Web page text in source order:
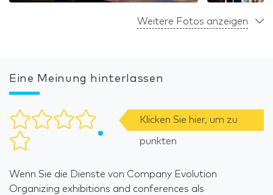
Weitere Fotos anzeigen
Eine Meinung hinterlassen
Klicken Sie hier, um zu
punkten
Wenn Sie die Dienste von Company Evolution
Organizing exhibitions and conferences als